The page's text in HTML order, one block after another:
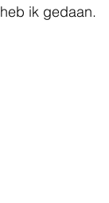
ik gedaan.